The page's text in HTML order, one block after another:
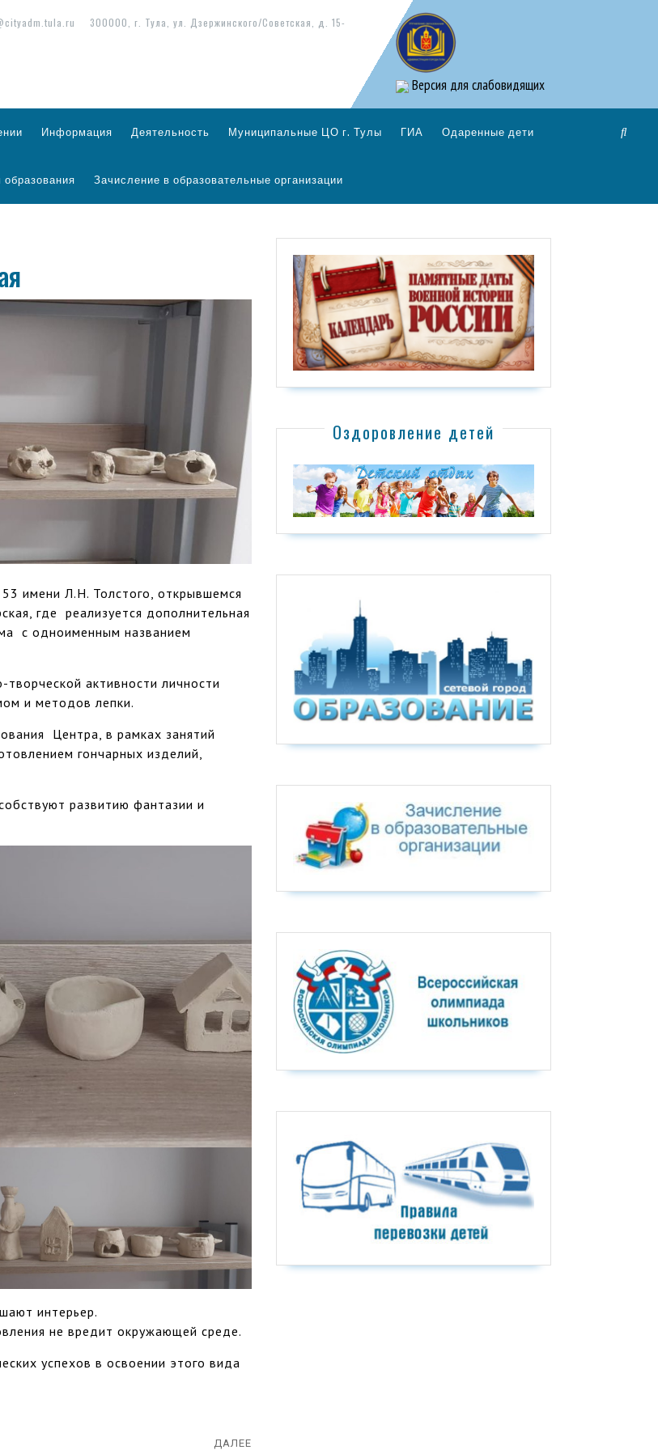
300000, г. Тула, ул. Дзержинского/Советская, д. 15-
Версия для слабовидящих
Информация Деятельность Муниципальные ЦО г. Тулы ГИА Одаренные дети
Зачисление в образовательные организации
имени Л.Н. Толстого, открывшемся
где реализуется дополнительная
с одноименным названием
активности личности
и методов лепки.
Центра, в рамках занятий
гончарных изделий,
развитию фантазии и
интерьер.
не вредит окружающей среде.
успехов в освоении этого вида
ДАЛЕЕ
Оздоровление детей